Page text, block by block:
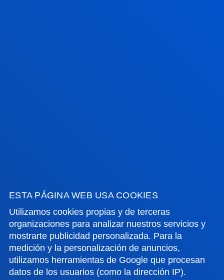
ESTA PÁGINA WEB USA COOKIES
Utilizamos cookies propias y de terceras
organizaciones para analizar nuestros servicios y
mostrarte publicidad personalizada. Para la
medición y la personalización de anuncios,
utilizamos herramientas de Google que procesan
datos de los usuarios (como la dirección IP).
Campus Bilbao
Conoce el campus
+34 944 139 000
Contacto